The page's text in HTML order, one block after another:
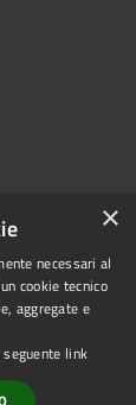
• Comune di
by
•Accesso
×
necessari al
cookie tecnico
aggregate e
link